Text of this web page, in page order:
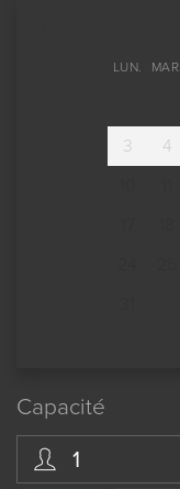
LUN. MAR.
3
4
Capacité
1